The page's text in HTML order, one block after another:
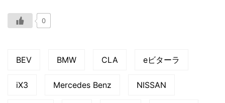
0
BEV BMW CLA eビターラ
iX3 Mercedes Benz NISSAN